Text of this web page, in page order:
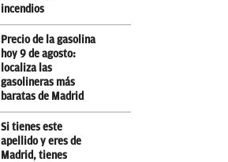
incendios
Precio de la gasolina
hoy 9 de agosto:
localiza las
gasolineras más
baratas de Madrid
Si tienes este
apellido y eres de
Madrid, tienes